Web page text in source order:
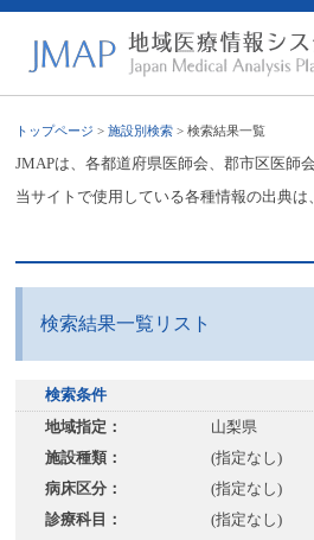
トップページ >施設別検索 > 検索結果一覧
JMAPは、各都道府県医師会、郡市区医師
当サイトで使用している各種情報の出典は
検索結果一覧リスト
検索条件
地域指定：
山梨県
施設種類：
(指定なし)
病床区分：
(指定なし)
診療科目：
(指定なし)